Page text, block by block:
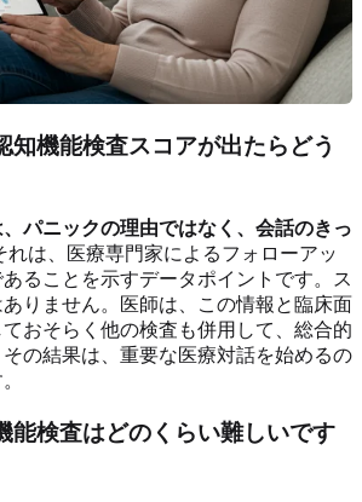
知機能検査スコアが出たらどう
パニックの理由ではなく、会話のきっ
れは、医療専門家によるフォローアッ
ることを示すデータポイントです。ス
りません。医師は、この情報と臨床面
おそらく他の検査も併用して、総合的
の結果は、重要な医療対話を始めるの
能検査はどのくらい難しいです